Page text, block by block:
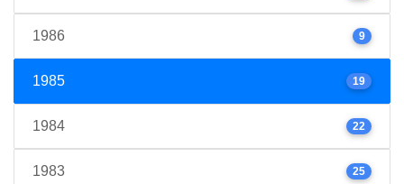
1986 9
1985 19
1984 22
1983 25